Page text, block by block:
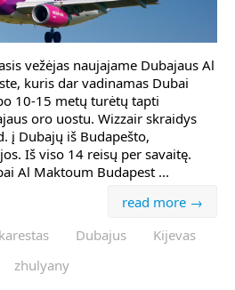
vežėjas naujajame Dubajaus Al
kuris dar vadinamas Dubai
10-15 metų turėtų tapti
oro uostu. Wizzair skraidys
į Dubajų iš Budapešto,
Iš viso 14 reisų per savaitę.
Al Maktoum Budapest ...
read more →
Dubajus
Kijevas
zhulyany